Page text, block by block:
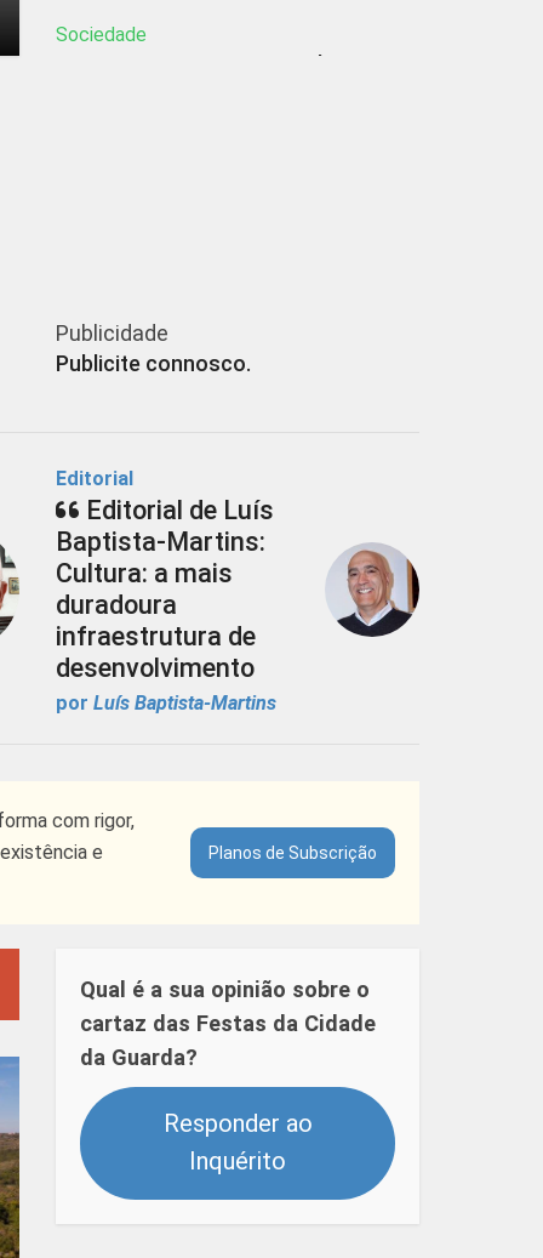
Sociedade
PCP questiona Ministra sobre
Publicidade
Publicite connosco.
Editorial
Editorial de Luís
Baptista-Martins:
Cultura: a mais
duradoura
infraestrutura de
desenvolvimento
por Luís Baptista-Martins
com rigor,
e
Planos de Subscrição
Qual é a sua opinião sobre o
cartaz das Festas da Cidade
da Guarda?
Responder ao
Inquérito